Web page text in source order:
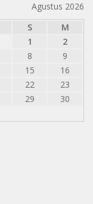
Agustus 2026
S
M
1
2
8
9
15
16
22
23
29
30